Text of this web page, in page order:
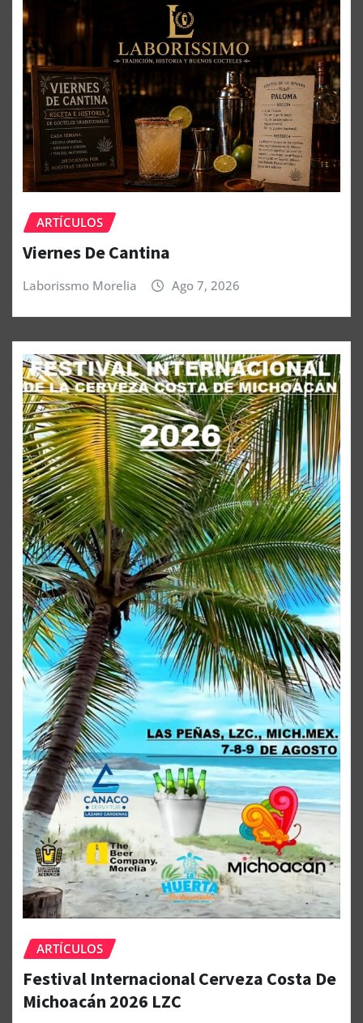
ARTÍCULOS
Viernes De Cantina
Laborissmo Morelia Ago 7, 2026
ARTÍCULOS
Festival Internacional Cerveza Costa De
Michoacán 2026 LZC